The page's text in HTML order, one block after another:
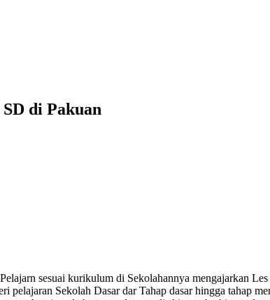
di Pakuan
sesuai kurikulum di Sekolahannya mengajarkan
pelajaran Sekolah Dasar dar Tahap dasar hingga tahap